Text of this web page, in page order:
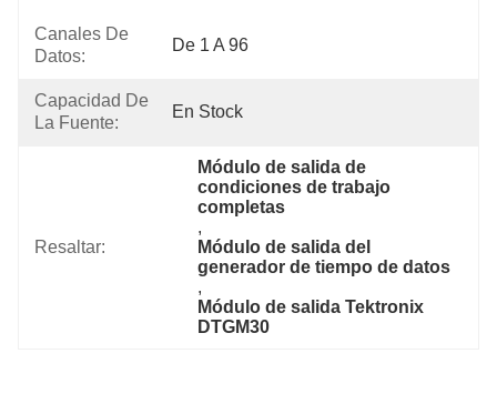
Canales De
Datos:
De 1 A 96
Capacidad De
La Fuente:
En Stock
Resaltar:
Módulo de salida de
condiciones de trabajo
completas
,
Módulo de salida del
generador de tiempo de datos
,
Módulo de salida Tektronix
DTGM30